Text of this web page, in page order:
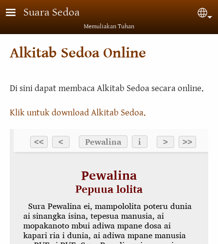
Lompat ke isi utama
Suara Sedoa
Memuliakan Tuhan
Alkitab Sedoa Online
Di sini dapat membaca Alkitab Sedoa secara online.
Klik untuk download Alkitab Sedoa.